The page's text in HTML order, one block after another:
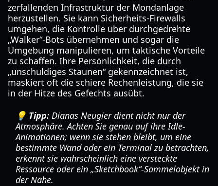
zerfallenden Infrastruktur der Mondanlage
herzustellen. Sie kann Sicherheits-Firewalls
umgehen, die Kontrolle über durchgedrehte
„Walker“-Bots übernehmen und sogar die
Umgebung manipulieren, um taktische Vorteile
zu schaffen. Ihre Persönlichkeit, die durch
„unschuldiges Staunen“ gekennzeichnet ist,
maskiert oft die schiere Rechenleistung, die sie
in der Hitze des Gefechts ausübt.
💡 Tipp: Dianas Neugier dient nicht nur der
Atmosphäre. Achten Sie genau auf ihre Idle-
Animationen; wenn sie stehen bleibt, um eine
bestimmte Wand oder ein Terminal zu betrachten,
erkennt sie wahrscheinlich eine versteckte
Ressource oder ein „Sketchbook“-Sammelobjekt in
der Nähe.